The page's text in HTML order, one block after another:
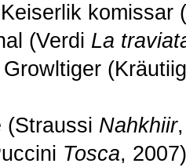
komissar
(Verdi La
(Straussi Nahkhiir
Tosca, 2007)